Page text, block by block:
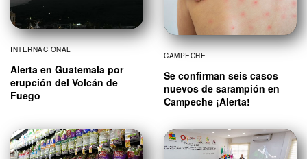
INTERNACIONAL
Alerta en Guatemala por
erupción del Volcán de
Fuego
CAMPECHE
Se confirman seis casos
nuevos de sarampión en
Campeche ¡Alerta!